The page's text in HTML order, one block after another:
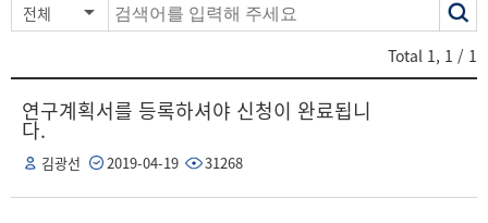
전체
Total 1 , 1 / 1
연구계획서를 등록하셔야 신청이 완료됩니
다.
김광선 2019-04-19 31268